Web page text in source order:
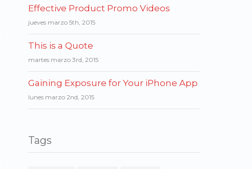
Effective Product Promo Videos
jueves marzo 5th, 2015
This is a Quote
martes marzo 3rd, 2015
Gaining Exposure for Your iPhone App
lunes marzo 2nd, 2015
Tags